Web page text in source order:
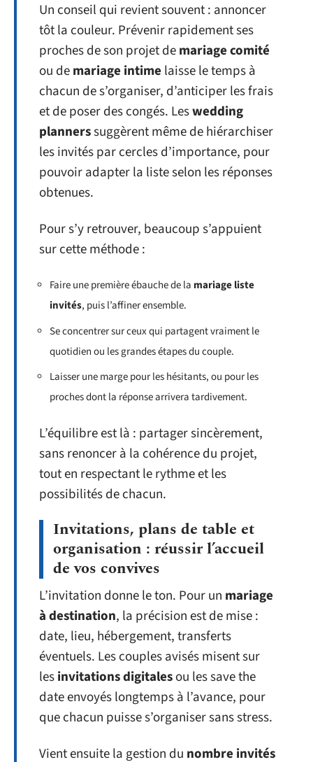
Un conseil qui revient souvent : annoncer
tôt la couleur. Prévenir rapidement ses
proches de son projet demariage comité
ou demariage intime laisse le temps à
chacun de s’organiser, d’anticiper les frais
et de poser des congés. Leswedding
plannerssuggèrent même de hiérarchiser
les invités par cercles d’importance, pour
pouvoir adapter la liste selon les réponses
obtenues.
Pour s’y retrouver, beaucoup s’appuient
sur cette méthode :
Faire une première ébauche de la mariage liste
invités, puis l’affiner ensemble.
Se concentrer sur ceux qui partagent vraiment le
quotidien ou les grandes étapes du couple.
Laisser une marge pour les hésitants, ou pour les
proches dont la réponse arrivera tardivement.
L’équilibre est là : partager sincèrement,
sans renoncer à la cohérence du projet,
tout en respectant le rythme et les
possibilités de chacun.
Invitations, plans de table et
organisation : réussir l’accueil
de vos convives
L’invitation donne le ton. Pour un mariage
à destination, la précision est de mise :
date, lieu, hébergement, transferts
éventuels. Les couples avisés misent sur
lesinvitations digitalesou les save the
date envoyés longtemps à l’avance, pour
que chacun puisse s’organiser sans stress.
Vient ensuite la gestion du nombre invités